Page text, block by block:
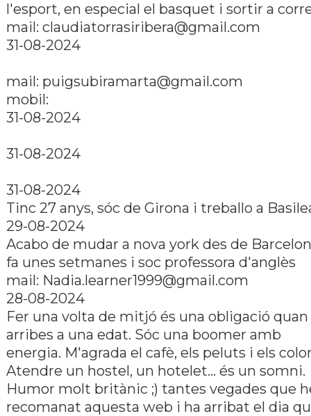
l'esport, en especial el basquet i sortir a
mail: claudiatorrasiribera@gmail.com
31-08-2024
mail: puigsubiramarta@gmail.com
mobil:
31-08-2024
31-08-2024
31-08-2024
Tinc 27 anys, sóc de Girona i treballo a
29-08-2024
Acabo de mudar a nova york des de
fa unes setmanes i soc professora d'anglès
mail: Nadia.learner1999@gmail.com
28-08-2024
Fer una volta de mitjó és una obligació quan
arribes a una edat. Sóc una boomer amb
energia. M'agrada el cafè, els peluts i els
Atendre un hostel, un hotelet... és un somni.
Humor molt britànic ;) tantes vegades que
recomanat aquesta web i ha arribat el dia